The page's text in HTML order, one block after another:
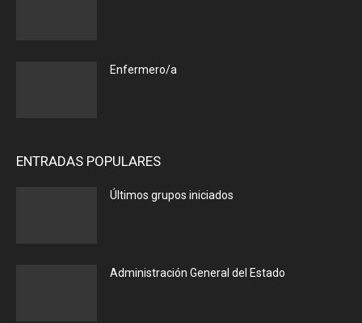
Enfermero/a
ENTRADAS POPULARES
Últimos grupos iniciados
Administración General del Estado